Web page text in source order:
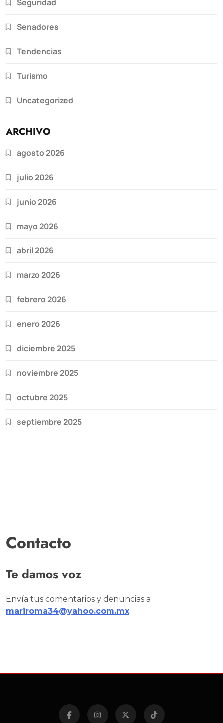
Seguridad
Senadores
Tendencias
Turismo
Uncategorized
ARCHIVO
agosto 2026
julio 2026
junio 2026
mayo 2026
abril 2026
marzo 2026
febrero 2026
enero 2026
diciembre 2025
noviembre 2025
octubre 2025
septiembre 2025
Contacto
Te damos voz
Envía tus comentarios y denuncias a
mariroma34@yahoo.com.mx